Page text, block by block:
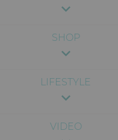
SHOP
LIFESTYLE
VIDEO